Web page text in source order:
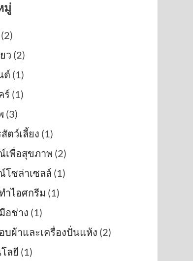
มู่
(2)
ว (2)
ต์ (1)
ร์ (1)
(3)
ตว์เลี้ยง (1)
เพื่อสุขภาพ (2)
โซล่าเซลล์ (1)
ำไอศกรีม (1)
อช่าง (1)
บผ้าและเครื่องปั่นแห้ง (2)
ลยี (1)